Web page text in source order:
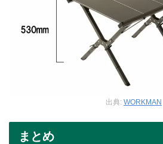
出典: WORKMAN
まとめ